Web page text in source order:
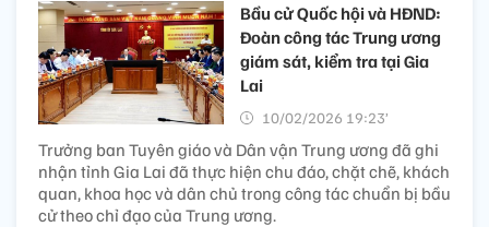
Bầu cử Quốc hội và HĐND:
Đoàn công tác Trung ương
giám sát, kiểm tra tại Gia
Lai
10/02/2026 19:23’
Trưởng ban Tuyên giáo và Dân vận Trung ương đã ghi
nhận tỉnh Gia Lai đã thực hiện chu đáo, chặt chẽ, khách
quan, khoa học và dân chủ trong công tác chuẩn bị bầu
cử theo chỉ đạo của Trung ương.